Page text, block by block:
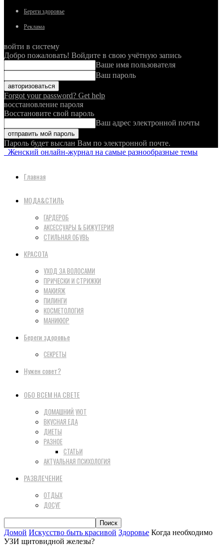
Береги здоровье
Реклама
войти в систему
Добро пожаловать! Войдите в свою учётную запись
Ваше имя пользователя
Ваш пароль
Forgot your password? Get help
восстановление пароля
Восстановите свой пароль
Ваш адрес электронной почты
Пароль будет выслан Вам по электронной почте.
Женский онлайн-журнал на самые разнообразные темы
Главная
МОДА&СТИЛЬ
ГАРДЕРОБ
АКСЕССУАРЫ & БИЖУТЕРИЯ
СТИЛЬНАЯ ОБУВЬ
КРАСОТА
УХОД ЗА ВОЛОСАМИ
ПРИЧЕСКИ И СТРИЖКИ
МАКИЯЖ
ПИЛИНГИ
КОСМЕТОЛОГИЯ
МАНИКЮР
Береги здоровье
СЕКРЕТЫ
Нужен совет?
ОБО ВСЕМ НА СВЕТЕ
ДОМАШНИЙ УЮТ
ВКУСНАЯ ЕДА
ДИЕТЫ
РАЗНОЕ
СТАТЬИ
АКТУАЛЬНАЯ ПСИХОЛОГИЯ
РАЗВЛЕЧЕНИЕ
ОТДЫХ
ДОСУГ
Домой Искусство быть красивой Здоровье Когда необходимо
УЗИ щитовидной железы?